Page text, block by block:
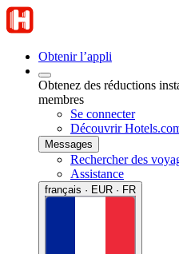
Obtenir l’appli
Obtenez des réductions
membres
Se connecter
Découvrir
Messages
Rechercher des
Assistance
français · EUR · FR